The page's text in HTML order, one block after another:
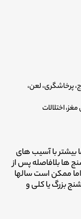
پرخاشگری، لعن،
اختلالات
بیشتر با آسیب های
ها بلافاصله پس از
ممکن است سالها
بزرگ یا کلی و